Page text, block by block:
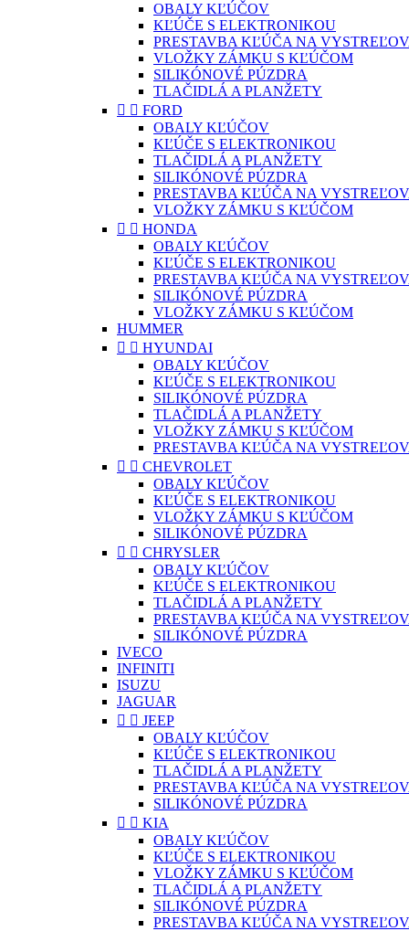
OBALY KĽÚČOV
KĽÚČE S ELEKTRONIKOU
PRESTAVBA KĽÚČA NA
VLOŽKY ZÁMKU S KĽÚČOM
SILIKÓNOVÉ PÚZDRA
TLAČIDLÁ A PLANŽETY
  FORD
OBALY KĽÚČOV
KĽÚČE S ELEKTRONIKOU
TLAČIDLÁ A PLANŽETY
SILIKÓNOVÉ PÚZDRA
PRESTAVBA KĽÚČA NA
VLOŽKY ZÁMKU S KĽÚČOM
  HONDA
OBALY KĽÚČOV
KĽÚČE S ELEKTRONIKOU
PRESTAVBA KĽÚČA NA
SILIKÓNOVÉ PÚZDRA
VLOŽKY ZÁMKU S KĽÚČOM
HUMMER
  HYUNDAI
OBALY KĽÚČOV
KĽÚČE S ELEKTRONIKOU
SILIKÓNOVÉ PÚZDRA
TLAČIDLÁ A PLANŽETY
VLOŽKY ZÁMKU S KĽÚČOM
PRESTAVBA KĽÚČA NA
  CHEVROLET
OBALY KĽÚČOV
KĽÚČE S ELEKTRONIKOU
VLOŽKY ZÁMKU S KĽÚČOM
SILIKÓNOVÉ PÚZDRA
  CHRYSLER
OBALY KĽÚČOV
KĽÚČE S ELEKTRONIKOU
TLAČIDLÁ A PLANŽETY
PRESTAVBA KĽÚČA NA
SILIKÓNOVÉ PÚZDRA
IVECO
INFINITI
ISUZU
JAGUAR
  JEEP
OBALY KĽÚČOV
KĽÚČE S ELEKTRONIKOU
TLAČIDLÁ A PLANŽETY
PRESTAVBA KĽÚČA NA
SILIKÓNOVÉ PÚZDRA
  KIA
OBALY KĽÚČOV
KĽÚČE S ELEKTRONIKOU
VLOŽKY ZÁMKU S KĽÚČOM
TLAČIDLÁ A PLANŽETY
SILIKÓNOVÉ PÚZDRA
PRESTAVBA KĽÚČA NA